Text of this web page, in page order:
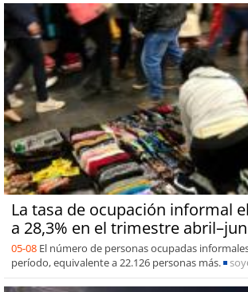
La tasa de ocupación informal
a 28,3% en el trimestre
05-08 El número de personas ocupadas
período, equivalente a 22.126 personas más.
soy